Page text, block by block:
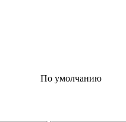
По умолчанию